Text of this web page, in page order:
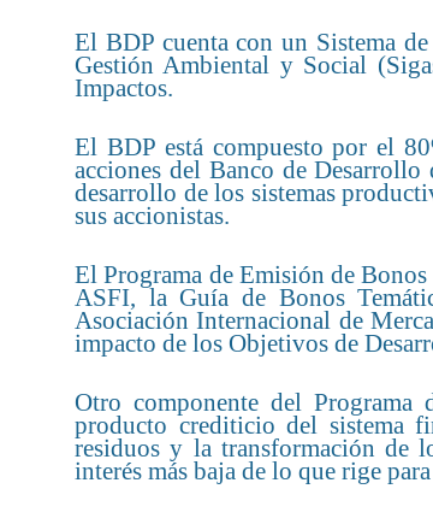
El BDP cuenta con un Sistema
Gestión Ambiental y Social
Impactos.
El BDP está compuesto por el
acciones del Banco de
desarrollo de los sistemas
sus accionistas.
El Programa de Emisión de
ASFI, la Guía de Bonos
Asociación Internacional de
impacto de los Objetivos de
Otro componente del Programa
producto crediticio del sistema
residuos y la transformación de
interés más baja de lo que rige